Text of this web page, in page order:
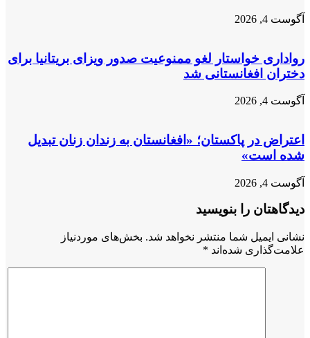
آگوست 4, 2026
رواداری خواستار لغو ممنوعیت صدور ویزای بریتانیا برای
دختران افغانستانی شد
آگوست 4, 2026
اعتراض در پاکستان؛ «افغانستان به زندان زنان تبدیل
شده است»
آگوست 4, 2026
دیدگاهتان را بنویسید
نشانی ایمیل شما منتشر نخواهد شد. بخش‌های موردنیاز
علامت‌گذاری شده‌اند *